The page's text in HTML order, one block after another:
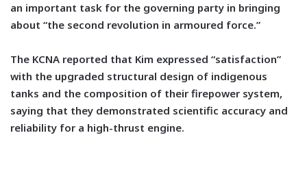
an important task for the governing party in bringing
about “the second revolution in armoured force.”
The KCNA reported that Kim expressed “satisfaction”
with the upgraded structural design of indigenous
tanks and the composition of their firepower system,
saying that they demonstrated scientific accuracy and
reliability for a high-thrust engine.